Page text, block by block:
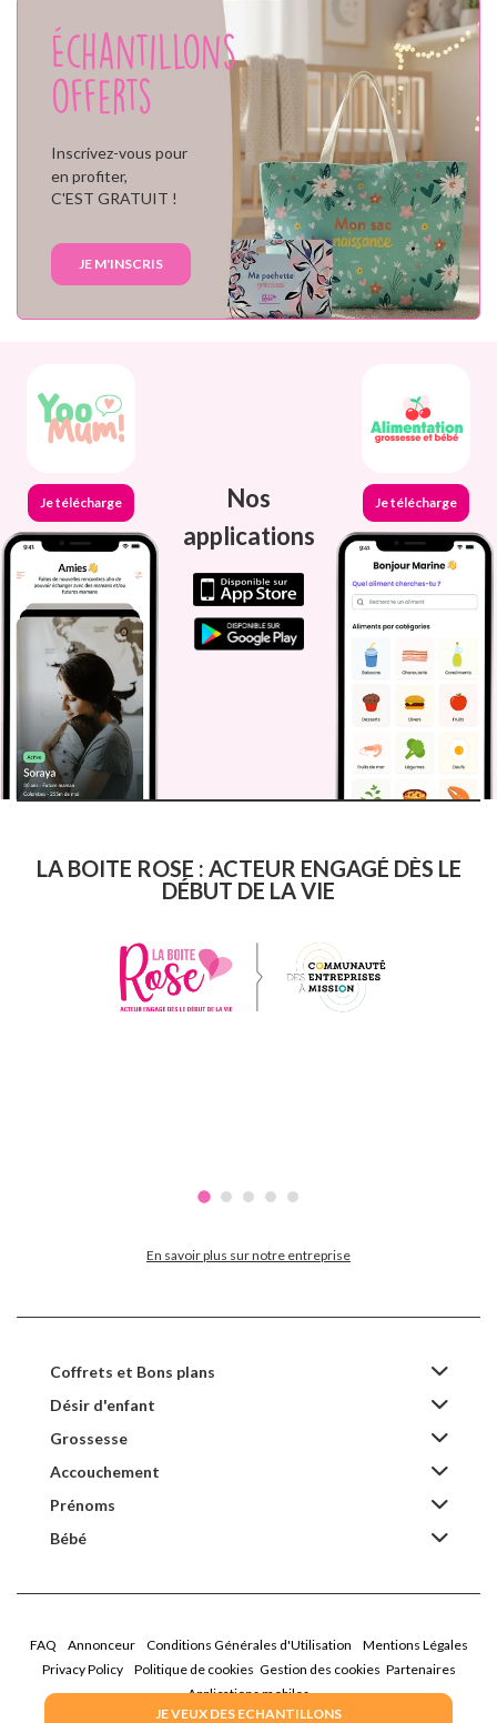
JE VEUX DES ECHANTILLONS
Échantillons
offerts
Inscrivez-vous pour
en profiter,
C'EST GRATUIT !
JE M'INSCRIS
Je télécharge
Nos
applications
Je télécharge
LA BOITE ROSE : ACTEUR ENGAGÉ DÈS LE
DÉBUT DE LA VIE
En savoir plus sur notre entreprise
Coffrets et Bons plans
Désir d'enfant
Grossesse
Accouchement
Prénoms
Bébé
FAQ Annonceur Conditions Générales d'Utilisation
Mentions Légales
Privacy Policy
Politique de cookies Gestion des cookies Partenaires
Applications mobiles